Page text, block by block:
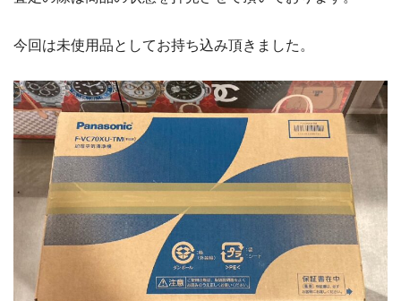
今回は未使用品としてお持ち込み頂きました。